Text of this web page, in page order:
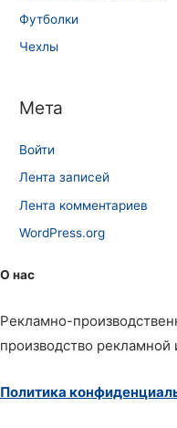
Футболки
Чехлы
Мета
Войти
Лента записей
Лента комментариев
WordPress.org
О нас
Рекламно-
производство
Политика